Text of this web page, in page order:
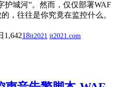
护城河”。然而，仅仅部署WAF
，往往是你究竟在监控什么。
1,64218it2021 it2021.com